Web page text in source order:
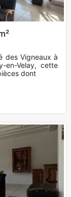
des Vigneaux à
en-Velay, cette
dont